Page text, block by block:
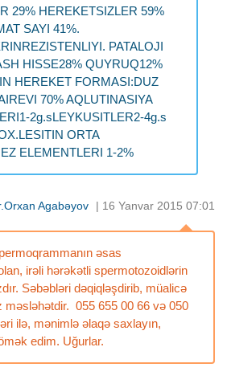
29% HEREKETSIZLER 59%
SAYI 41%.
PATALOJI
HISSE28% QUYRUQ12%
HEREKET FORMASI:DUZ
70% AQLUTINASIYA
2g.sLEYKUSITLER2-4g.s
ORTA
ELEMENTLERI 1-2%
Agabəyov | 16 Yanvar 2015 07:01
əsas
irəli hərəkətli spermotozoidlərin
Səbəbləri dəqiqləşdirib, müalicə
məsləhətdir. 055 655 00 66 və 050
ilə, mənimlə əlaqə saxlayın,
edim. Uğurlar.